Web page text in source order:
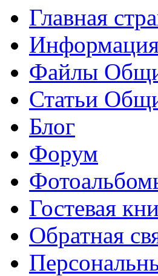
Главная
Файлы
Статьи
Блог
Форум
Гостевая
Обратная